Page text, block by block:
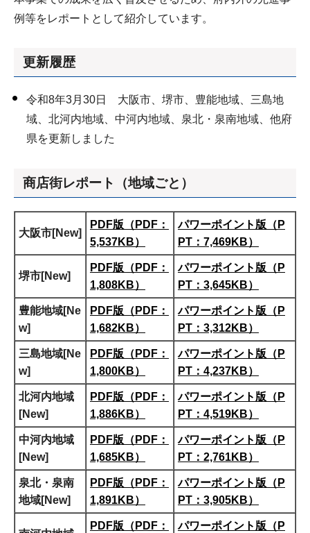
例等をレポートとして紹介しています。
更新履歴
令和8年3月30日 大阪市、堺市、豊能地域、三島地
域、北河内地域、中河内地域、泉北・泉南地域、他府
県を更新しました
商店街レポート（地域ごと）
大阪市[New]
PDF版（PDF：
5,537KB）
パワーポイント版（P
PT：7,469KB）
堺市[New]
PDF版（PDF：
1,808KB）
パワーポイント版（P
PT：3,645KB）
豊能地域[Ne
w]
PDF版（PDF：
1,682KB）
パワーポイント版（P
PT：3,312KB）
三島地域[Ne
w]
PDF版（PDF：
1,800KB）
パワーポイント版（P
PT：4,237KB）
北河内地域
[New]
PDF版（PDF：
1,886KB）
パワーポイント版（P
PT：4,519KB）
中河内地域
[New]
PDF版（PDF：
1,685KB）
パワーポイント版（P
PT：2,761KB）
泉北・泉南
地域[New]
PDF版（PDF：
1,891KB）
パワーポイント版（P
PT：3,905KB）
PDF版（PDF：
パワーポイント版（P